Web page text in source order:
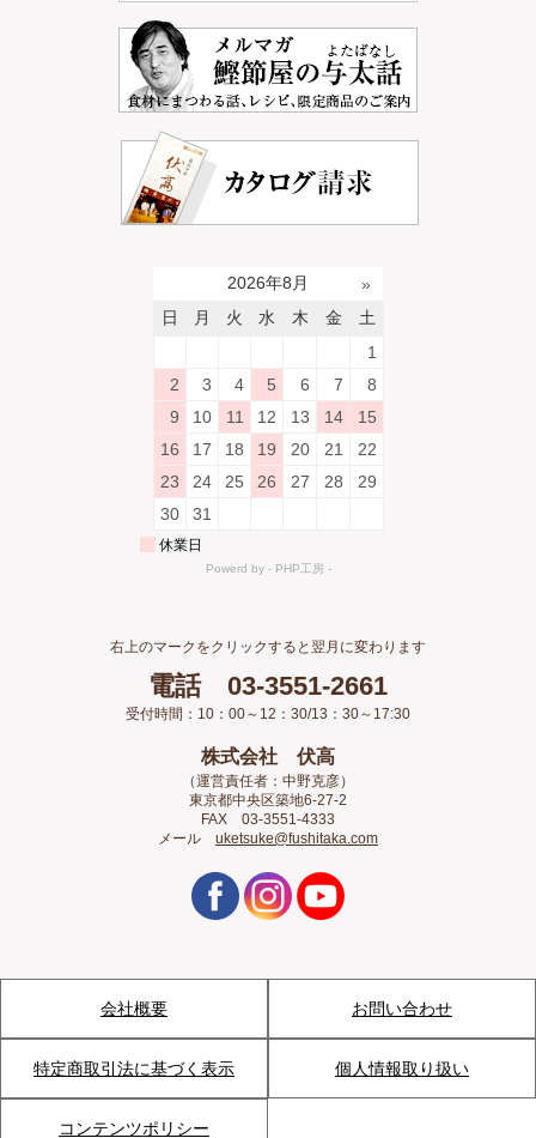
右上のマークをクリックすると翌月に変わります
電話 03-3551-2661
受付時間：10：00～12：30/13：30～17:30
株式会社 伏高
（運営責任者：中野克彦）
東京都中央区築地6-27-2
FAX 03-3551-4333
メール uketsuke@fushitaka.com
会社概要 お問い合わせ
特定商取引法に基づく表示 個人情報取り扱い
コンテンツポリシー